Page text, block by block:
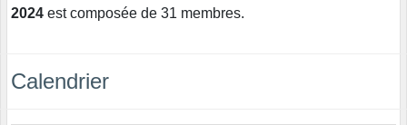
2024 est composée de 31 membres.
Calendrier